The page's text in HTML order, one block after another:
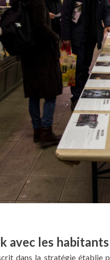
avec les habitants
dans la stratégie établie